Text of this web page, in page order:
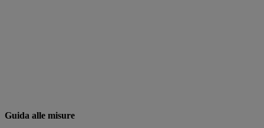
Guida alle misure